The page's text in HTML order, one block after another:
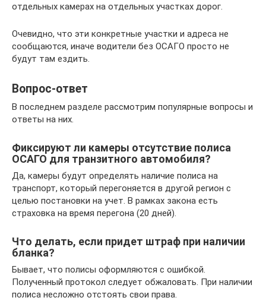
отдельных камерах на отдельных участках дорог.
Очевидно, что эти конкретные участки и адреса не
сообщаются, иначе водители без ОСАГО просто не
будут там ездить.
Вопрос-ответ
В последнем разделе рассмотрим популярные вопросы и
ответы на них.
Фиксируют ли камеры отсутствие полиса
ОСАГО для транзитного автомобиля?
Да, камеры будут определять наличие полиса на
транспорт, который перегоняется в другой регион с
целью постановки на учет. В рамках закона есть
страховка на время перегона (20 дней).
Что делать, если придет штраф при наличии
бланка?
Бывает, что полисы оформляются с ошибкой.
Полученный протокол следует обжаловать. При наличии
полиса несложно отстоять свои права.